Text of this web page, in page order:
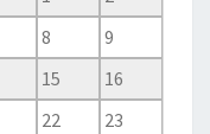
8
9
15
16
22
23